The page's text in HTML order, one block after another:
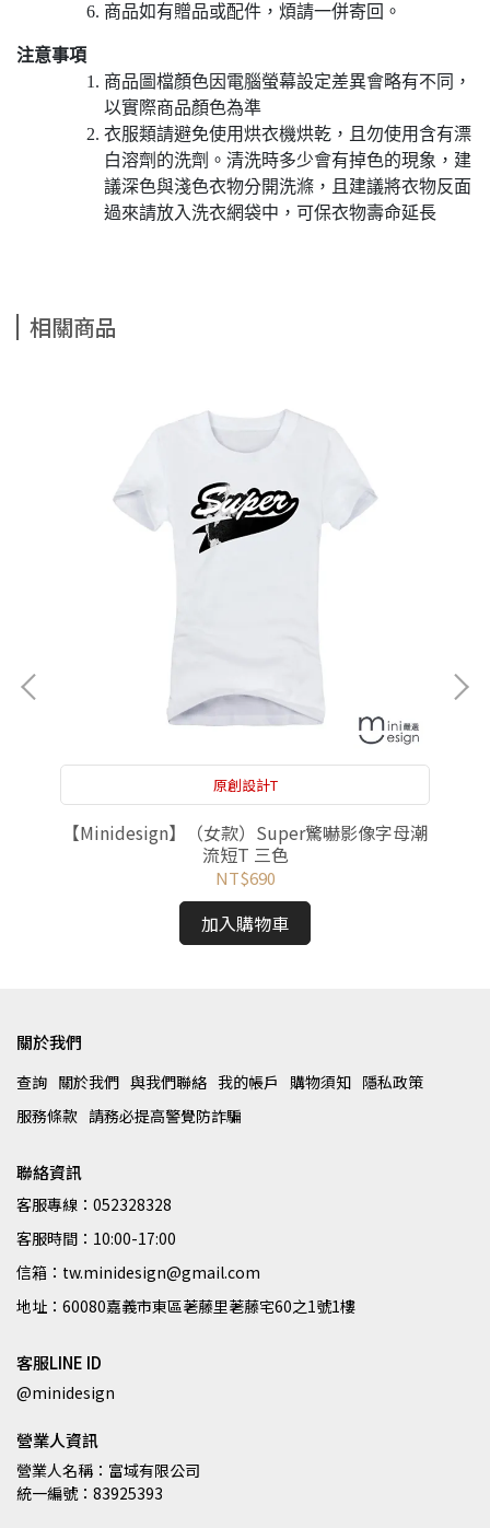
商品如有贈品或配件，煩請一併寄回。
注意事項
商品圖檔顏色因電腦螢幕設定差異會略有不同，
以實際商品顏色為準
衣服類請避免使用烘衣機烘乾，且勿使用含有漂
白溶劑的洗劑。清洗時多少會有掉色的現象，建
議深色與淺色衣物分開洗滌，且建議將衣物反面
過來請放入洗衣網袋中，可保衣物壽命延長
相關商品
原創設計T
【Minidesign】（女款）Super驚嚇影像字母潮
流短T 三色
NT$690
加入購物車
關於我們
查詢 關於我們 與我們聯絡 我的帳戶 購物須知 隱私政策
服務條款 請務必提高警覺防詐騙
聯絡資訊
客服專線：052328328
客服時間：10:00-17:00
信箱：tw.minidesign@gmail.com
地址：60080嘉義市東區荖藤里荖藤宅60之1號1樓
客服LINE ID
@minidesign
營業人資訊
營業人名稱：富域有限公司
統一編號：83925393